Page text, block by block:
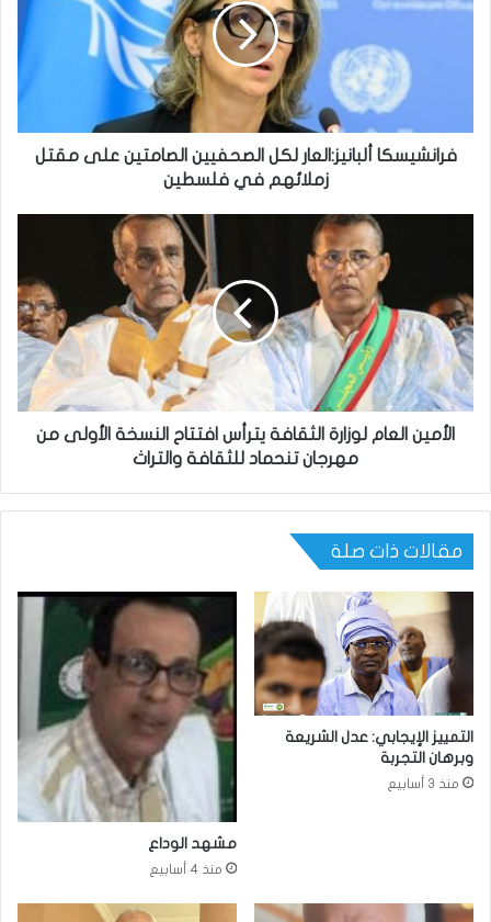
فرانشيسكا ألبانيز:العار لكل الصحفيين الصامتين على مقتل
زملائهم في فلسطين
الأمين العام لوزارة الثقافة يترأس افتتاح النسخة الأولى من
مهرجان تنحماد للثقافة والتراث
مقالات ذات صلة
التمييز الإيجابي: عدل الشريعة
وبرهان التجربة
منذ 3 أسابيع
مشهد الوداع
منذ 4 أسابيع